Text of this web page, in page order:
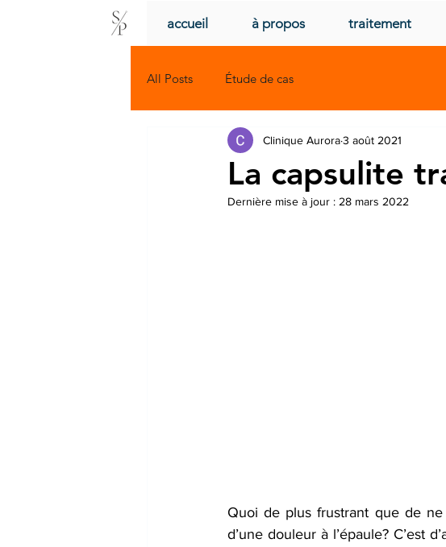
accueil à propos traitement
All Posts Étude de cas
La capsulite
Clinique Aurora3 août 2021
Dernière mise à jour : 28 mars 2022
Quoi de plus frustrant que de
d’une douleur à l’épaule? C’est